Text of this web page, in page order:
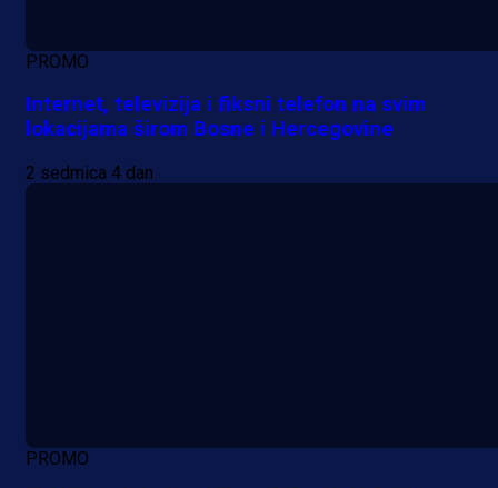
PROMO
Internet, televizija i fiksni telefon na svim
lokacijama širom Bosne i Hercegovine
2 sedmica 4 dan
PROMO